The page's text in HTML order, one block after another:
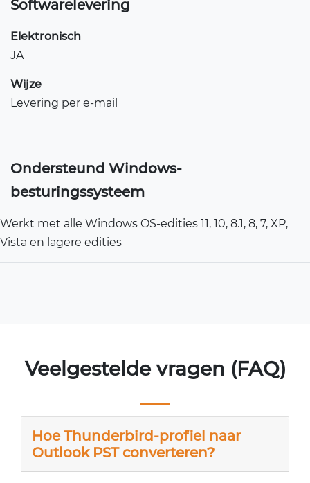
Softwarelevering
Elektronisch
JA
Wijze
Levering per e-mail
Ondersteund Windows-
besturingssysteem
Werkt met alle Windows OS-edities 11, 10, 8.1, 8, 7, XP,
Vista en lagere edities
Veelgestelde vragen (FAQ)
Hoe Thunderbird-profiel naar
Outlook PST converteren?